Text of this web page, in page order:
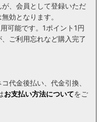
、会員として登録いただ
効となります。
可能です。1ポイント1円
ご利用忘れなど購入完了
代金後払い、代金引換、
お支払い方法についてをご